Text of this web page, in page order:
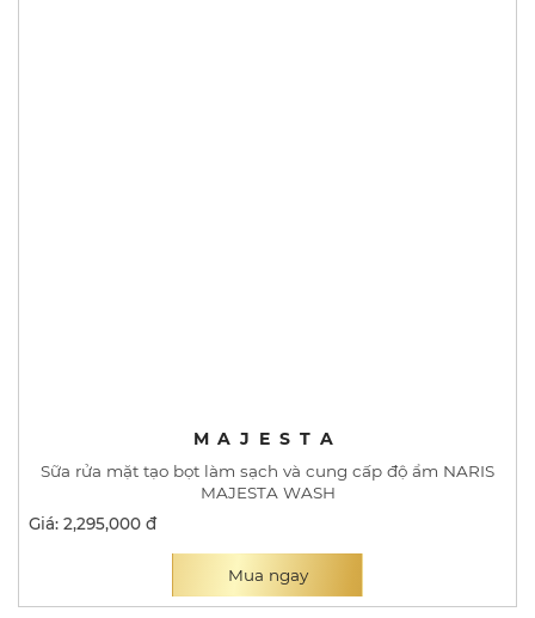
MAJESTA
Sữa rửa mặt tạo bọt làm sạch và cung cấp độ ẩm NARIS
MAJESTA WASH
Giá: 2,295,000 đ
Mua ngay